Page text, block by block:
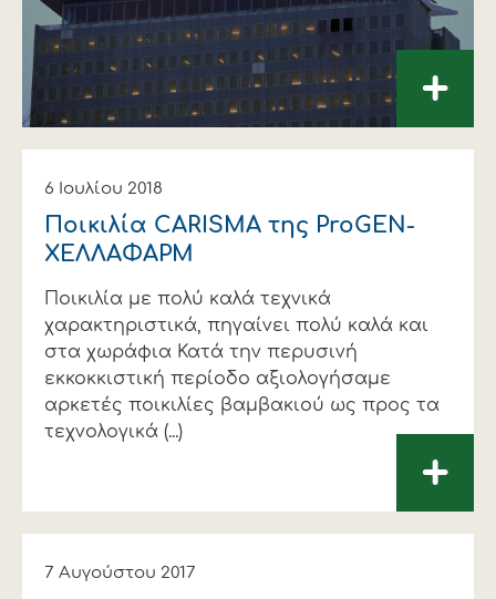
+
6 Ιουλίου 2018
Ποικιλία CARISMA της ProGEN-
ΧΕΛΛΑΦΑΡΜ
Ποικιλία με πολύ καλά τεχνικά
χαρακτηριστικά, πηγαίνει πολύ καλά και
στα χωράφια Κατά την περυσινή
εκκοκκιστική περίοδο αξιολογήσαμε
αρκετές ποικιλίες βαμβακιού ως προς τα
τεχνολογικά (...)
+
7 Αυγούστου 2017